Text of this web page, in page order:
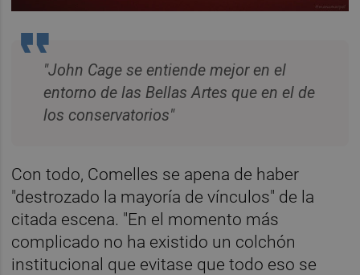
"John Cage se entiende mejor en el
entorno de las Bellas Artes que en el de
los conservatorios"
Con todo, Comelles se apena de haber
"destrozado la mayoría de vínculos" de la
citada escena. "En el momento más
complicado no ha existido un colchón
institucional que evitase que todo eso se